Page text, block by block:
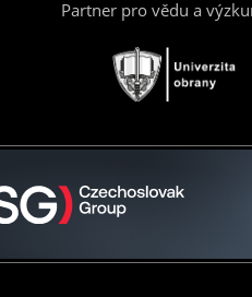
Partner pro vědu a